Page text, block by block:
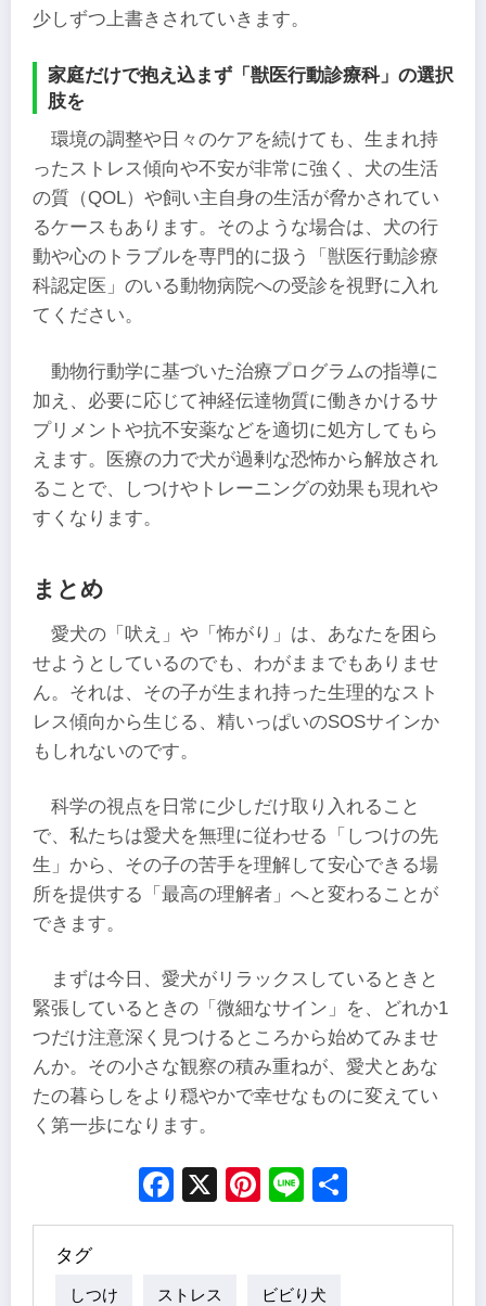
少しずつ上書きされていきます。
家庭だけで抱え込まず「獣医行動診療科」の選択
肢を
環境の調整や日々のケアを続けても、生まれ持
ったストレス傾向や不安が非常に強く、犬の生活
の質（QOL）や飼い主自身の生活が脅かされてい
るケースもあります。そのような場合は、犬の行
動や心のトラブルを専門的に扱う「獣医行動診療
科認定医」のいる動物病院への受診を視野に入れ
てください。
動物行動学に基づいた治療プログラムの指導に
加え、必要に応じて神経伝達物質に働きかけるサ
プリメントや抗不安薬などを適切に処方してもら
えます。医療の力で犬が過剰な恐怖から解放され
ることで、しつけやトレーニングの効果も現れや
すくなります。
まとめ
愛犬の「吠え」や「怖がり」は、あなたを困ら
せようとしているのでも、わがままでもありませ
ん。それは、その子が生まれ持った生理的なスト
レス傾向から生じる、精いっぱいのSOSサインか
もしれないのです。
科学の視点を日常に少しだけ取り入れること
で、私たちは愛犬を無理に従わせる「しつけの先
生」から、その子の苦手を理解して安心できる場
所を提供する「最高の理解者」へと変わることが
できます。
まずは今日、愛犬がリラックスしているときと
緊張しているときの「微細なサイン」を、どれか1
つだけ注意深く見つけるところから始めてみませ
んか。その小さな観察の積み重ねが、愛犬とあな
たの暮らしをより穏やかで幸せなものに変えてい
く第一歩になります。
Facebook
X Pinterest
Line
タグ
しつけ ストレス ビビり犬